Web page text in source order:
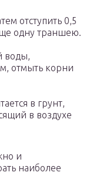
отступить 0,5
одну траншею.
воды,
отмыть корни
в грунт,
в воздухе
и
наиболее